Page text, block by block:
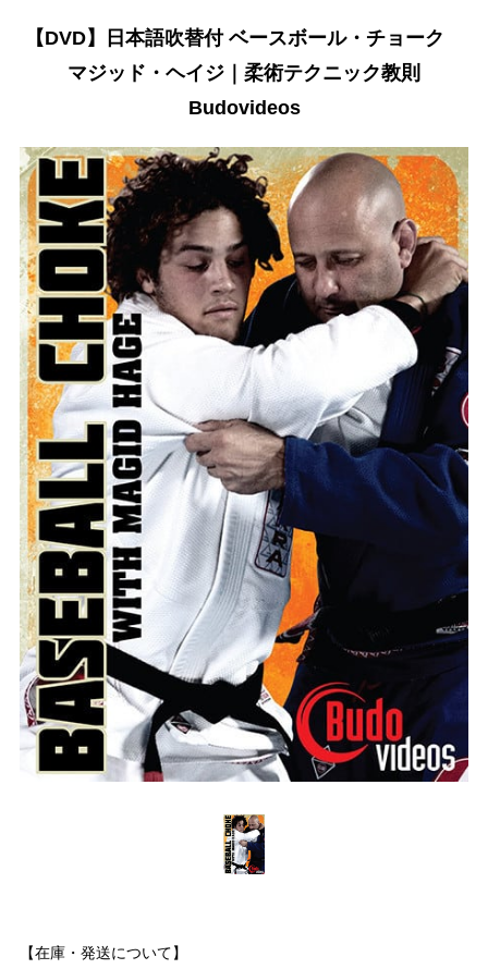
【DVD】日本語吹替付 ベースボール・チョーク
マジッド・ヘイジ｜柔術テクニック教則
Budovideos
【在庫・発送について】